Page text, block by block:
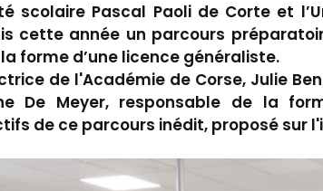
scolaire Pascal Paoli de Corte et
cette année un parcours
forme d’une licence généraliste.
de l'Académie de Corse, Julie
De Meyer, responsable de la
de ce parcours inédit, proposé sur